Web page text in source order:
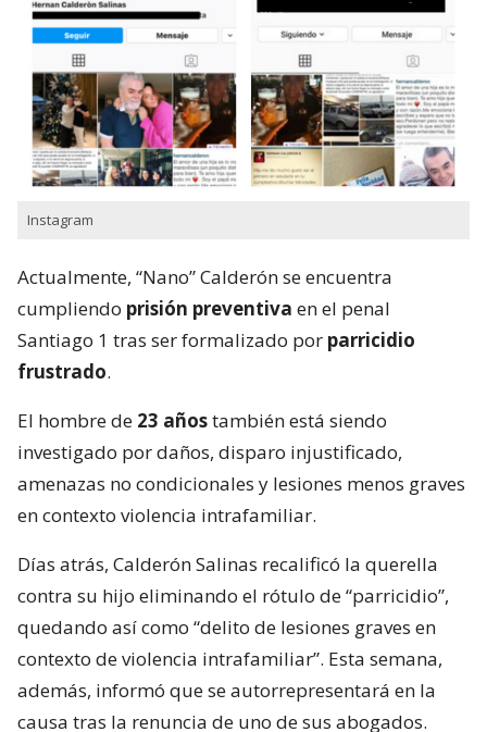
Instagram
Actualmente, “Nano” Calderón se encuentra
cumpliendo prisión preventiva en el penal
Santiago 1 tras ser formalizado por parricidio
frustrado.
El hombre de 23 añostambién está siendo
investigado por daños, disparo injustificado,
amenazas no condicionales y lesiones menos graves
en contexto violencia intrafamiliar.
Días atrás, Calderón Salinas recalificó la querella
contra su hijo eliminando el rótulo de “parricidio”,
quedando así como “delito de lesiones graves en
contexto de violencia intrafamiliar”. Esta semana,
además, informó que se autorrepresentará en la
causa tras la renuncia de uno de sus abogados.